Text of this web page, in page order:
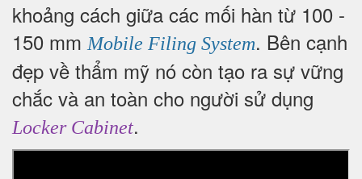
khoảng cách giữa các mối hàn từ 100 -
150 mm Mobile Filing System. Bên cạnh
đẹp về thẩm mỹ nó còn tạo ra sự vững
chắc và an toàn cho người sử dụng
Locker Cabinet.